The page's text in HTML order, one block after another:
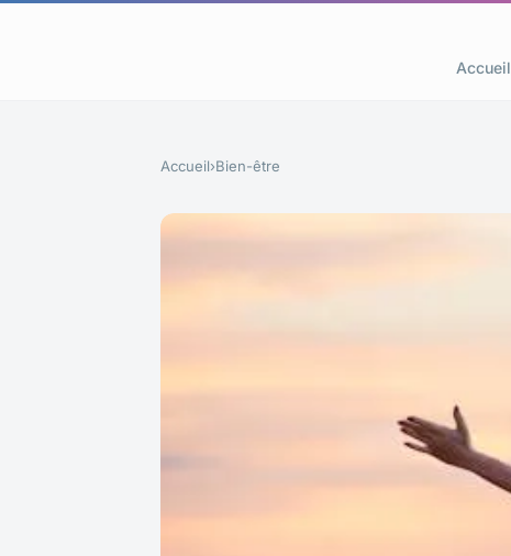
Accueil
Accueil›Bien-être